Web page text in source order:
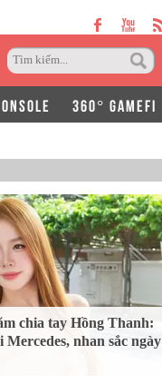
360° GAMEFI
chia tay Hồng Thanh:
nhan sắc ngày